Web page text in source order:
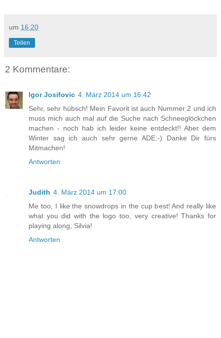
um 16:20
Teilen
2 Kommentare:
Igor Josifovic 4. März 2014 um 16:42
Sehr, sehr hübsch! Mein Favorit ist auch Nummer 2 und ich
muss mich auch mal auf die Suche nach Schneeglöckchen
machen - noch hab ich leider keine entdeckt!! Aber dem
Winter sag ich auch sehr gerne ADE:-) Danke Dir fürs
Mitmachen!
Antworten
Judith 4. März 2014 um 17:00
Me too, I like the snowdrops in the cup best! And really like
what you did with the logo too, very creative! Thanks for
playing along, Silvia!
Antworten